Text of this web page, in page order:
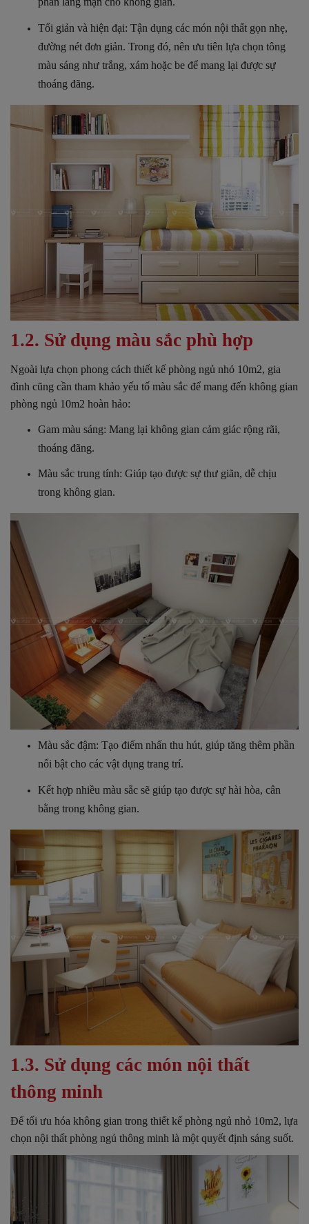
Tối giản và hiện đại: Tận dụng các món nội thất gọn nhẹ,
đường nét đơn giản. Trong đó, nên ưu tiên lựa chọn tông
màu sáng như trắng, xám hoặc be để mang lại được sự
thoáng đãng.
1.2. Sử dụng màu sắc phù hợp
Ngoài lựa chọn phong cách thiết kế phòng ngủ nhỏ 10m2, gia
đình cũng cần tham khảo yếu tố màu sắc để mang đến không gian
phòng ngủ 10m2 hoàn hảo:
Gam màu sáng: Mang lại không gian cảm giác rộng rãi,
thoáng đãng.
Màu sắc trung tính: Giúp tạo được sự thư giãn, dễ chịu
trong không gian.
Màu sắc đậm: Tạo điểm nhấn thu hút, giúp tăng thêm phần
nổi bật cho các vật dụng trang trí.
Kết hợp nhiều màu sắc sẽ giúp tạo được sự hài hòa, cân
bằng trong không gian.
1.3. Sử dụng các món nội thất
thông minh
Để tối ưu hóa không gian trong thiết kế phòng ngủ nhỏ 10m2, lựa
chọn nội thất phòng ngủ thông minh là một quyết định sáng suốt.